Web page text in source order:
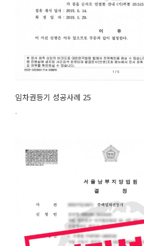
임차권등기 성공사례 25
.